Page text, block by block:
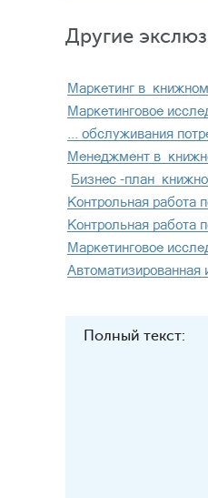
Другие
Полный текст: